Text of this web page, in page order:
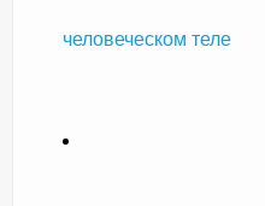
человеческом теле